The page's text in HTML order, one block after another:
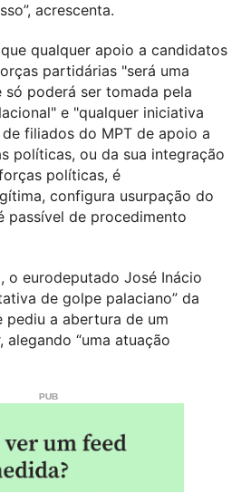
acrescenta.
qualquer apoio a candidatos
partidárias "será uma
poderá ser tomada pela
e "qualquer iniciativa
filiados do MPT de apoio a
políticas, ou da sua integração
políticas, é
configura usurpação do
passível de procedimento
o eurodeputado José Inácio
de golpe palaciano” da
pediu a abertura de um
“uma atuação